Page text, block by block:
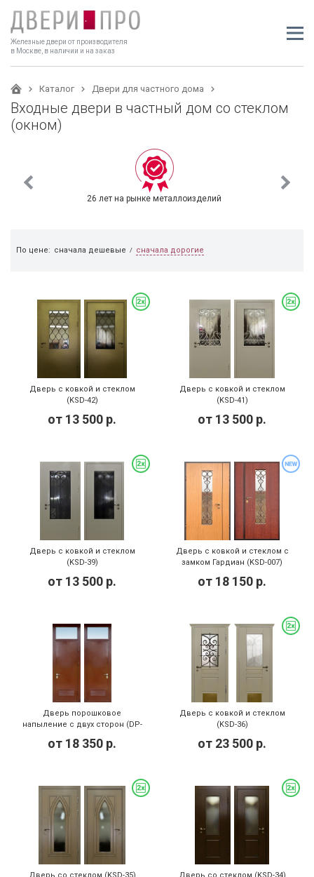
Железные двери от производителя
в Москве, в наличии и на заказ
Каталог Двери для частного дома
Входные двери в частный дом со стеклом
(окном)
26 лет на рынке металлоизделий
По цене: сначала дешевые / сначала дорогие
Дверь с ковкой и стеклом
(KSD-42)
от 13 500 р.
Дверь с ковкой и стеклом
(KSD-41)
от 13 500 р.
Дверь с ковкой и стеклом
(KSD-39)
от 13 500 р.
Дверь с ковкой и стеклом с
замком Гардиан (KSD-007)
от 18 150 р.
Дверь порошковое
напыление с двух сторон (DP-
от 18 350 р.
Дверь с ковкой и стеклом
(KSD-36)
от 23 500 р.